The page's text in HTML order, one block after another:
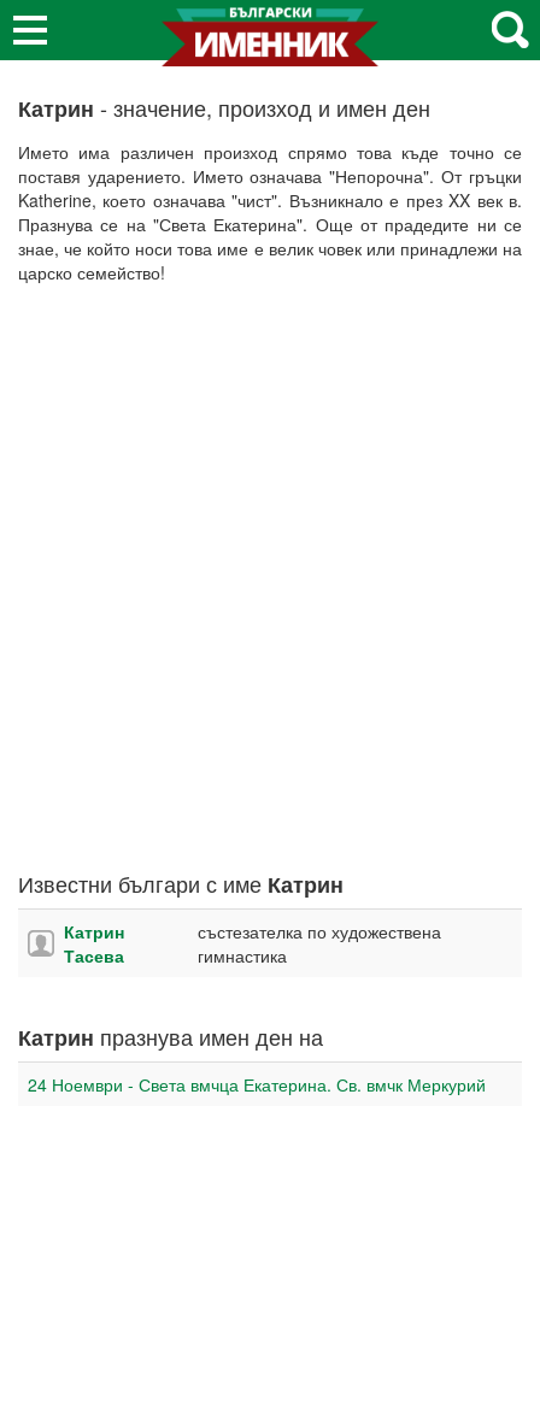
Катрин - значение, произход и имен ден
Името има различен произход спрямо това къде точно се
поставя ударението. Името означава "Непорочна". От гръцки
Katherine, което означава "чист". Възникнало е през XX век в.
Празнува се на "Света Екатерина". Още от прадедите ни се
знае, че който носи това име е велик човек или принадлежи на
царско семейство!
Известни българи с име Катрин
Катрин
Тасева
състезателка по художествена
гимнастика
Катрин празнува имен ден на
24 Ноември - Света вмчца Екатерина. Св. вмчк Меркурий